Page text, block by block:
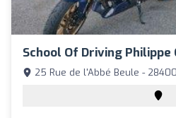
School Of Driving Philippe
25 Rue de l'Abbé Beule -